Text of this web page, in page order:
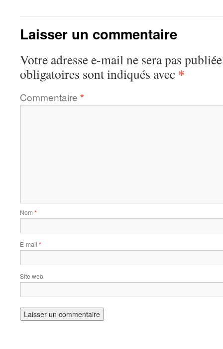
Laisser un commentaire
Votre adresse e-mail ne sera pas
obligatoires sont indiqués avec *
Commentaire *
Nom *
E-mail *
Site web